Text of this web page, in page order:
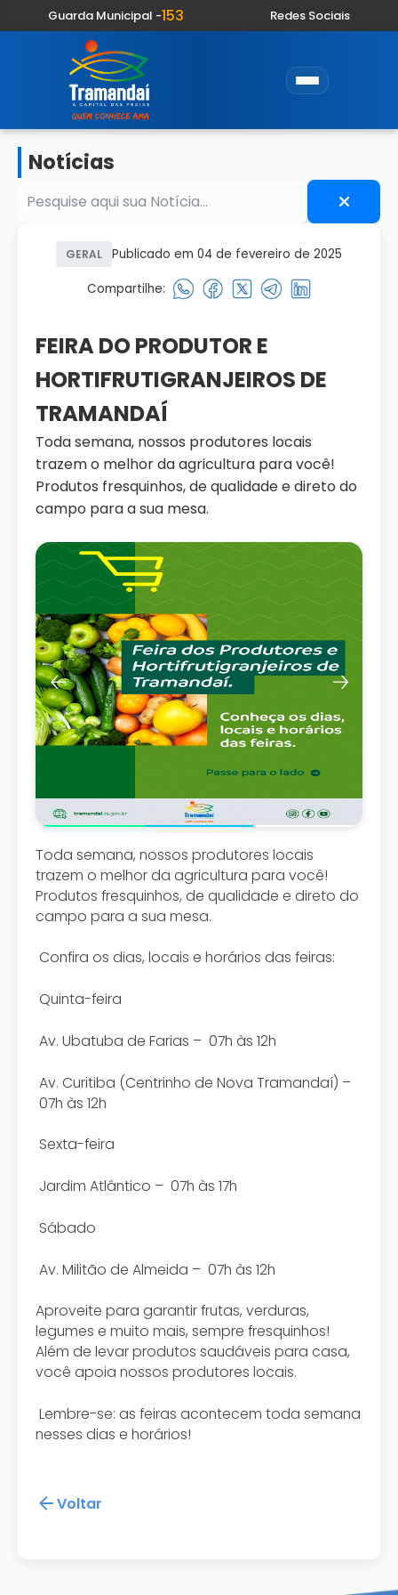
Guarda Municipal -153 Redes Sociais
Notícias
GERAL Publicado em 04 de fevereiro de 2025
Compartilhe:
FEIRA DO PRODUTOR E
HORTIFRUTIGRANJEIROS DE
TRAMANDAÍ
Toda semana, nossos produtores locais
trazem o melhor da agricultura para você!
Produtos fresquinhos, de qualidade e direto do
campo para a sua mesa.
🡠 🡢
Toda semana, nossos produtores locais
trazem o melhor da agricultura para você!
Produtos fresquinhos, de qualidade e direto do
campo para a sua mesa.
Confira os dias, locais e horários das feiras:
Quinta-feira
Av. Ubatuba de Farias – 07h às 12h
Av. Curitiba (Centrinho de Nova Tramandaí) –
07h às 12h
Sexta-feira
Jardim Atlântico – 07h às 17h
Sábado
Av. Militão de Almeida – 07h às 12h
Aproveite para garantir frutas, verduras,
legumes e muito mais, sempre fresquinhos!
Além de levar produtos saudáveis para casa,
você apoia nossos produtores locais.
Lembre-se: as feiras acontecem toda semana
nesses dias e horários!
Voltar